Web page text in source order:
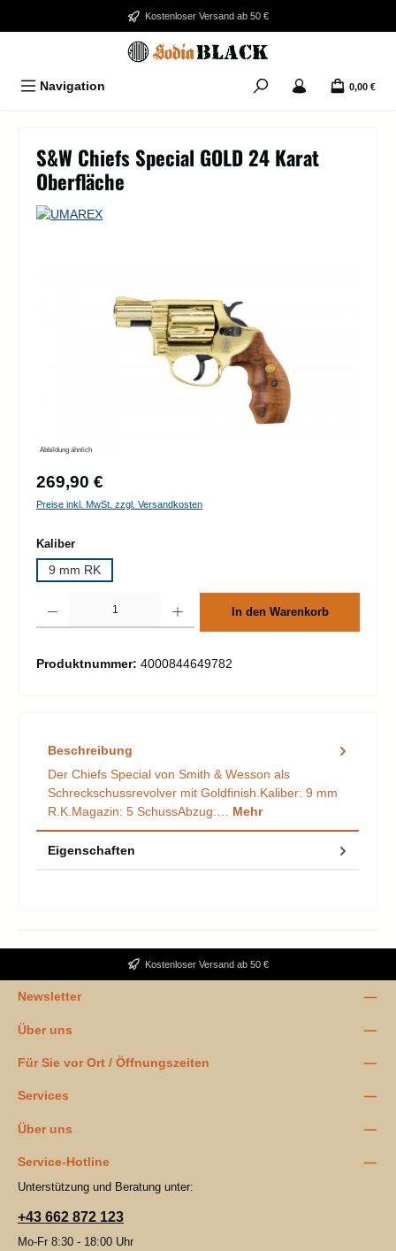
Zum Hauptinhalt springenKostenloser Versand ab 50 €
Navigation 0,00 €
S&W Chiefs Special GOLD 24 Karat
Oberfläche
Abbildung ähnlich
Regulärer Preis:
269,90 €
Preise inkl. MwSt. zzgl. Versandkosten
Kaliberauswählen
9 mm RK
In den Warenkorb
Produktnummer: 4000844649782
Beschreibung
Der Chiefs Special von Smith & Wesson als
Schreckschussrevolver mit Goldfinish.Kaliber: 9 mm
R.K.Magazin: 5 SchussAbzug:… Mehr
Eigenschaften
Kostenloser Versand ab 50 €
Newsletter
Über uns
Für Sie vor Ort / Öffnungszeiten
Services
Über uns
Service-Hotline
Unterstützung und Beratung unter:
+43 662 872 123
Mo-Fr 8:30 - 18:00 Uhr